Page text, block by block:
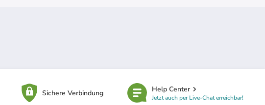
Sichere Verbindung Help Center
Jetzt auch per Live-Chat erreichbar!